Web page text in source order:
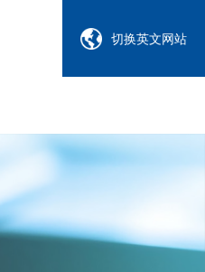
切换英文网站